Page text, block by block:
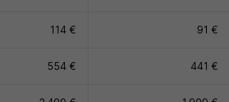
114 € 91 €
554 € 441 €